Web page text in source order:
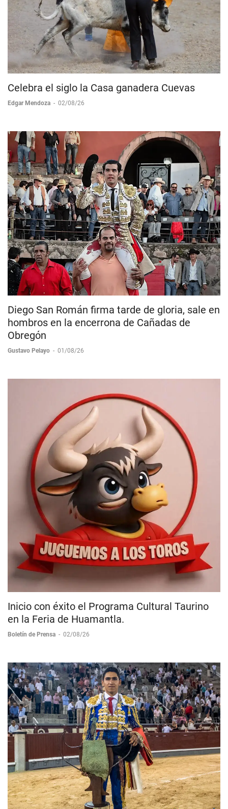
Celebra el siglo la Casa ganadera Cuevas
Edgar Mendoza - 02/08/26
Diego San Román firma tarde de gloria, sale en
hombros en la encerrona de Cañadas de
Obregón
Gustavo Pelayo - 01/08/26
Inicio con éxito el Programa Cultural Taurino
en la Feria de Huamantla.
Boletín de Prensa - 02/08/26